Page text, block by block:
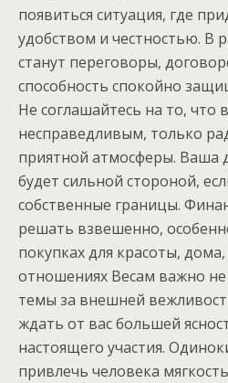
появиться ситуация, где
удобством и честностью. В
станут переговоры,
способность спокойно
Не соглашайтесь на то, что
несправедливым, только
приятной атмосферы. Ваша
будет сильной стороной,
собственные границы.
решать взвешенно,
покупках для красоты,
отношениях Весам важно
темы за внешней
ждать от вас большей
настоящего участия.
привлечь человека